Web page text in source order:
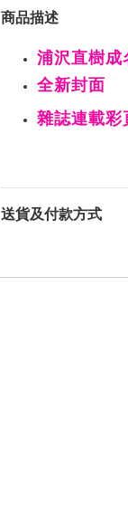
商品描述
浦沢直樹成
全新封面
雜誌連載
送貨及付款方式